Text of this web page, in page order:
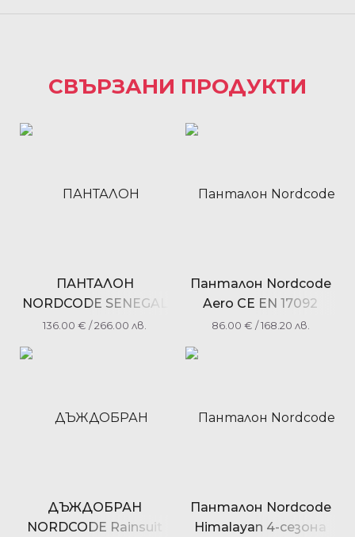
СВЪРЗАНИ ПРОДУКТИ
ПАНТАЛОН
NORDCODE SENEGAL
BLACK
136.00 € / 266.00 лв.
Панталон Nordcode
Aero CE EN 17092
black
86.00 € / 168.20 лв.
ДЪЖДОБРАН
NORDCODE Rainsuit
Панталон Nordcode
Himalayan 4-сезона